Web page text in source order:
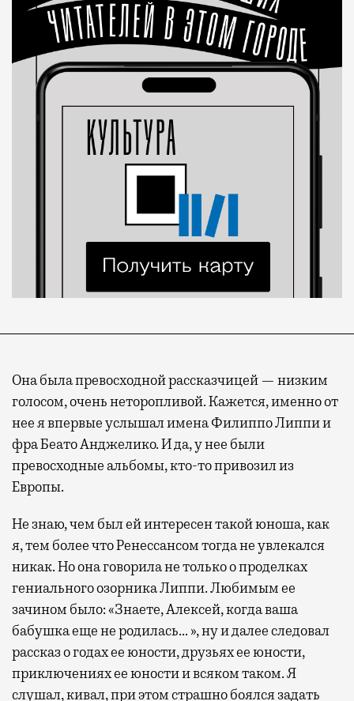
Она была превосходной рассказчицей — низким
голосом, очень неторопливой. Кажется, именно от
нее я впервые услышал имена Филиппо Липпи и
фра Беато Анджелико. И да, у нее были
превосходные альбомы, кто-то привозил из
Европы.
Не знаю, чем был ей интересен такой юноша, как
я, тем более что Ренессансом тогда не увлекался
никак. Но она говорила не только о проделках
гениального озорника Липпи. Любимым ее
зачином было: «Знаете, Алексей, когда ваша
бабушка еще не родилась… », ну и далее следовал
рассказ о годах ее юности, друзьях ее юности,
приключениях ее юности и всяком таком. Я
слушал, кивал, при этом страшно боялся задать